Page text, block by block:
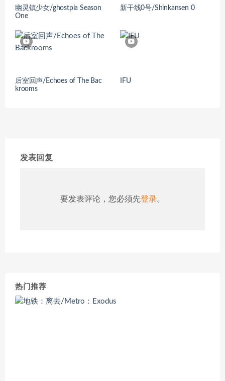
幽灵镇少女/ghostpia Season
One
新干线0号/Shinkansen 0
后室回声/Echoes of The Bac
krooms
IFU
发表回复
要发表评论，您必须先登录。
热门推荐